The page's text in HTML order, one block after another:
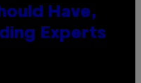
Have,
Experts